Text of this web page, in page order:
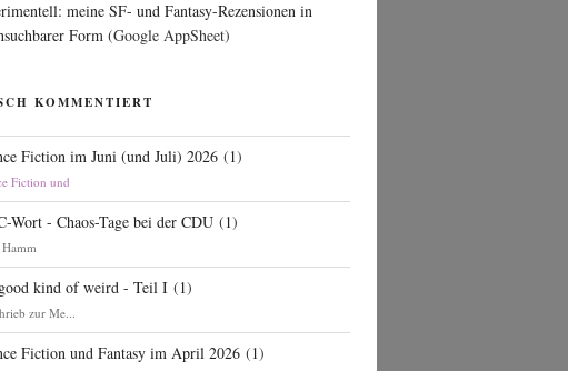
meine SF- und Fantasy-Rezensionen in
Form (Google AppSheet)
KOMMENTIERT
Fiction im Juni (und Juli) 2026 (1)
Fiction und
Wort - Chaos-Tage bei der CDU (1)
kind of weird - Teil I (1)
zur Me...
Fiction und Fantasy im April 2026 (1)